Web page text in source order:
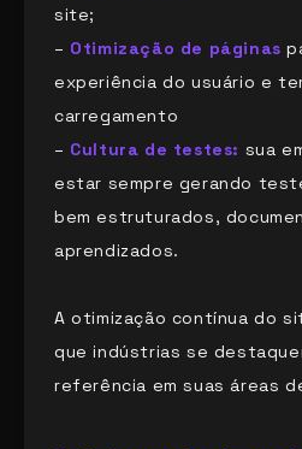
site;
– Otimização de páginas
experiência do usuário e
carregamento
– Cultura de testes: sua
estar sempre gerando
bem estruturados,
aprendizados.
A otimização contínua do
que indústrias se
referência em suas áreas